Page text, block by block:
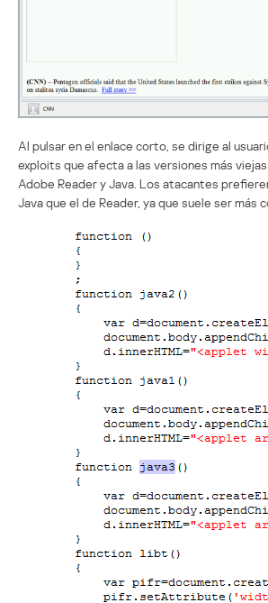
Al pulsar en el enlace corto, se dirige al
exploits que afecta a las versiones más
Adobe Reader y Java. Los atacantes
Java que el de Reader, ya que suele ser más